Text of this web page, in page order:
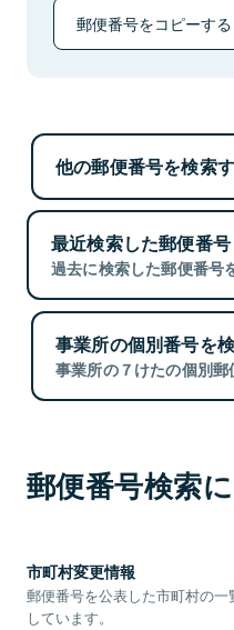
郵便番号をコピーする
他の郵便番号を検索
最近検索した郵便番号
過去に検索した郵便番号
事業所の個別番号を
事業所の７けたの個別郵
郵便番号検索
市町村変更情報
郵便番号を公表した市町村の
しています。